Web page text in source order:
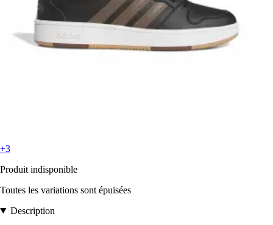
+3
Produit indisponible
Toutes les variations sont épuisées
Description